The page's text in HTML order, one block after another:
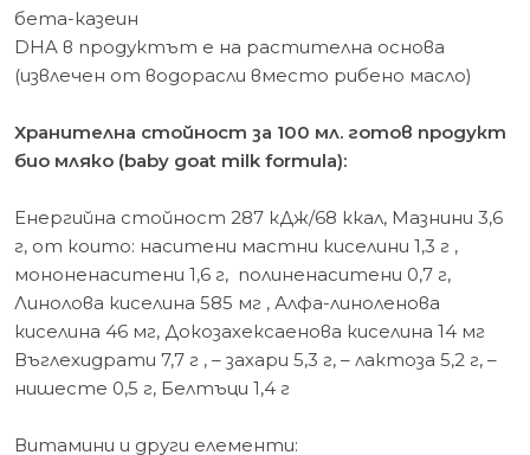
бета-казеин
DHA в продуктът е на растителна основа
(извлечен от водорасли вместо рибено масло)
Хранителна стойност за 100 мл. готов продукт
био мляко (baby goat milk formula):
Енергийна стойност 287 кДж/68 ккал, Мазнини 3,6
г, от които: наситени мастни киселини 1,3 г ,
мононенаситени 1,6 г, полиненаситени 0,7 г,
Линолова киселина 585 мг , Алфа-линоленова
киселина 46 мг, Докозахексаенова киселина 14 мг
Въглехидрати 7,7 г , – захари 5,3 г, – лактоза 5,2 г, –
нишесте 0,5 г, Белтъци 1,4 г
Витамини и други елементи: